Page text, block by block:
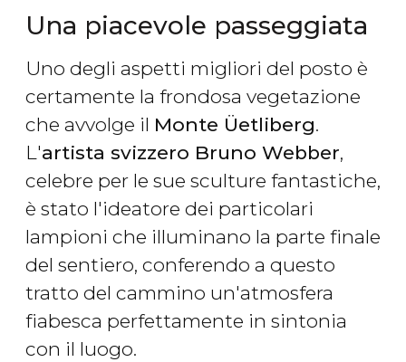
Una piacevole passeggiata
Uno degli aspetti migliori del posto è
certamente la frondosa vegetazione
che avvolge il Monte Üetliberg.
L'artista svizzero Bruno Webber,
celebre per le sue sculture fantastiche,
è stato l'ideatore dei particolari
lampioni che illuminano la parte finale
del sentiero, conferendo a questo
tratto del cammino un'atmosfera
fiabesca perfettamente in sintonia
con il luogo.